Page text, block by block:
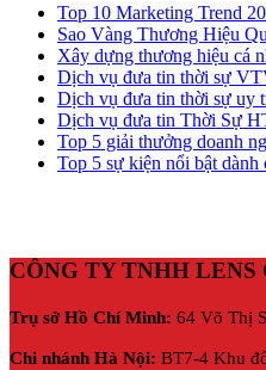
Top 10 Marketing Trend
Sao Vàng Thương Hiệu
Xây dựng thương hiệu cá
Dịch vụ đưa tin thời sự
Dịch vụ đưa tin thời sự uy
Dịch vụ đưa tin Thời Sự
Top 5 giải thưởng doanh
Top 5 sự kiện nổi bật
CÔNG TY TNHH LENS
Trụ sở Hồ Chí Minh: 64 Võ Thị
Chi nhánh Hà Nội: BT7-4 Khu